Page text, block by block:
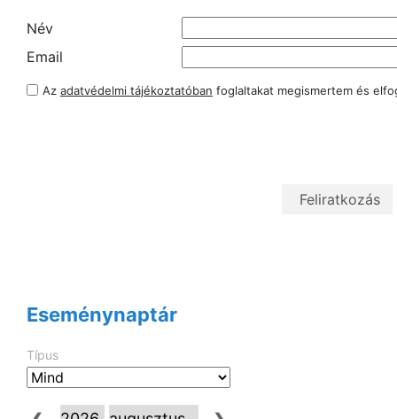
Név
Email
Az adatvédelmi tájékoztatóban foglaltakat megismertem és
Eseménynaptár
Típus